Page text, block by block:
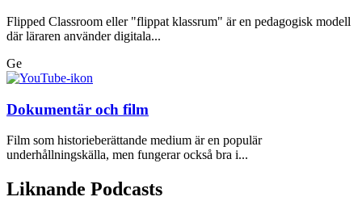
Flipped Classroom eller "flippat klassrum" är en pedagogisk modell
där läraren använder digitala...
Ge
Dokumentär och film
Film som historieberättande medium är en populär
underhållningskälla, men fungerar också bra i...
Liknande Podcasts